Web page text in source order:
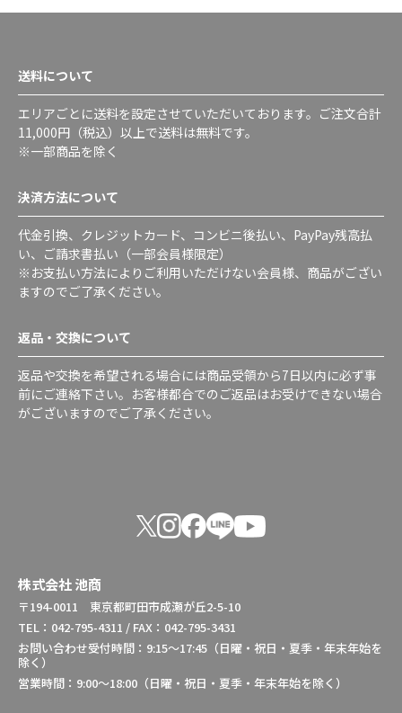
送料について
エリアごとに送料を設定させていただいております。ご注文合計
11,000円（税込）以上で送料は無料です。
※一部商品を除く
決済方法について
代金引換、クレジットカード、コンビニ後払い、PayPay残高払
い、ご請求書払い（一部会員様限定）
※お支払い方法によりご利用いただけない会員様、商品がござい
ますのでご了承ください。
返品・交換について
返品や交換を希望される場合には商品受領から7日以内に必ず事
前にご連絡下さい。お客様都合でのご返品はお受けできない場合
がございますのでご了承ください。
株式会社 池商
〒194-0011 東京都町田市成瀬が丘2-5-10
TEL：042-795-4311 / FAX：042-795-3431
お問い合わせ受付時間：9:15～17:45（日曜・祝日・夏季・年末年始を
除く）
営業時間：9:00～18:00（日曜・祝日・夏季・年末年始を除く）